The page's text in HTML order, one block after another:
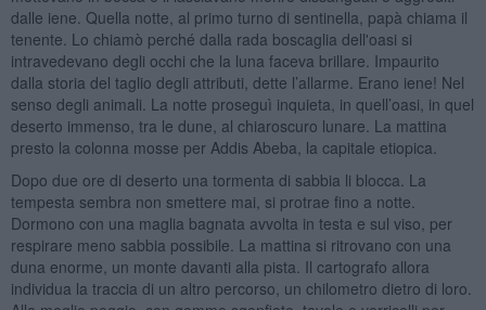
dalle iene. Quella notte, al primo turno di sentinella, papà chiama il
tenente. Lo chiamò perché dalla rada boscaglia dell'oasi si
intravedevano degli occhi che la luna faceva brillare. Impaurito
dalla storia del taglio degli attributi, dette l’allarme. Erano iene! Nel
senso degli animali. La notte proseguì inquieta, in quell’oasi, in quel
deserto immenso, tra le dune, al chiaroscuro lunare. La mattina
presto la colonna mosse per Addis Abeba, la capitale etiopica.
Dopo due ore di deserto una tormenta di sabbia li blocca. La
tempesta sembra non smettere mai, si protrae fino a notte.
Dormono con una maglia bagnata avvolta in testa e sul viso, per
respirare meno sabbia possibile. La mattina si ritrovano con una
duna enorme, un monte davanti alla pista. Il cartografo allora
individua la traccia di un altro percorso, un chilometro dietro di loro.